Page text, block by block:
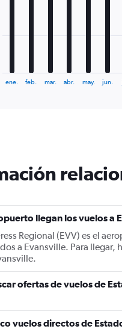
ene. feb. mar. abr. may. jun.
llegan los vuelos a
Regional (EVV) es el
a Evansville. Para llegar,
ofertas de vuelos de
vuelos directos de